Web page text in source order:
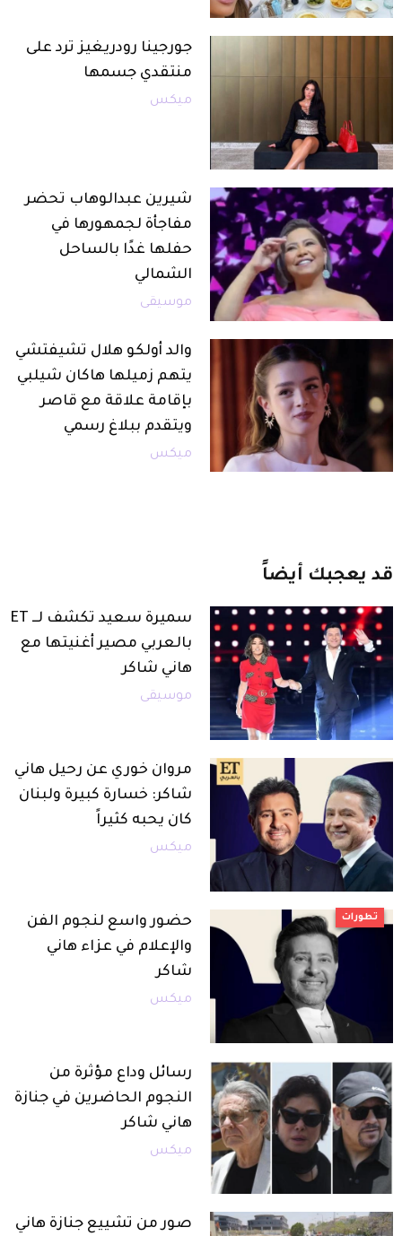
جورجينا رودريغيز ترد على
منتقدي جسمها
شيرين عبدالوهاب تحضر
مفاجأة لجمهورها في
حفلها غدًا بالساحل
الشمالي
موسيقى
والد أولكو هلال تشيفتشي
يتهم زميلها هاكان شيلبي
بإقامة علاقة مع قاصر
ويتقدم ببلاغ رسمي
ميكس
أيضاً
سميرة سعيد تكشف لــ ET
بالعربي مصير أغنيتها مع
هاني شاكر
موسيقى
مروان خوري عن رحيل هاني
شاكر: خسارة كبيرة ولبنان
كان يحبه كثيراً
حضور واسع لنجوم الفن
والإعلام في عزاء هاني
ميكس
رسائل وداع مؤثرة من
النجوم الحاضرين في جنازة
هاني شاكر
ميكس
صور من تشييع جنازة هاني